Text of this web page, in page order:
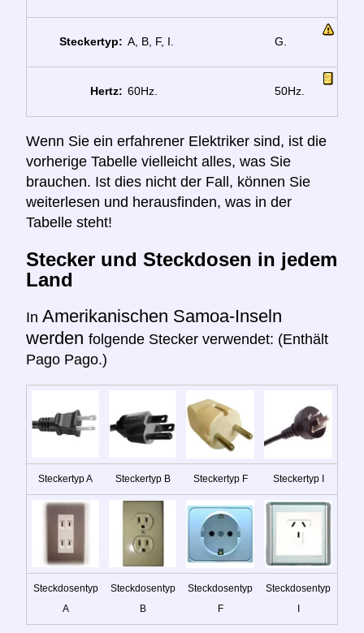
Steckertyp: A, B, F, I. G.
Hertz: 60Hz. 50Hz.
Wenn Sie ein erfahrener Elektriker sind, ist die
vorherige Tabelle vielleicht alles, was Sie
brauchen. Ist dies nicht der Fall, können Sie
weiterlesen und herausfinden, was in der
Tabelle steht!
Stecker und Steckdosen in jedem
Land
In Amerikanischen Samoa-Inseln
werden folgende Stecker verwendet: (Enthält
Pago Pago.)
Steckertyp A Steckertyp B Steckertyp F Steckertyp I
Steckdosentyp
A
Steckdosentyp
B
Steckdosentyp
F
Steckdosentyp
I